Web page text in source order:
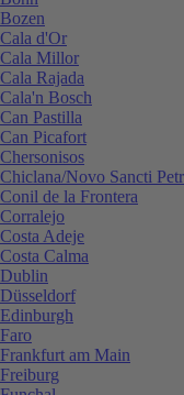
Bozen
Cala d'Or
Cala Millor
Cala Rajada
Cala'n Bosch
Can Pastilla
Can Picafort
Chersonisos
Chiclana/Novo Sancti
Conil de la Frontera
Corralejo
Costa Adeje
Costa Calma
Dublin
Düsseldorf
Edinburgh
Faro
Frankfurt am Main
Freiburg